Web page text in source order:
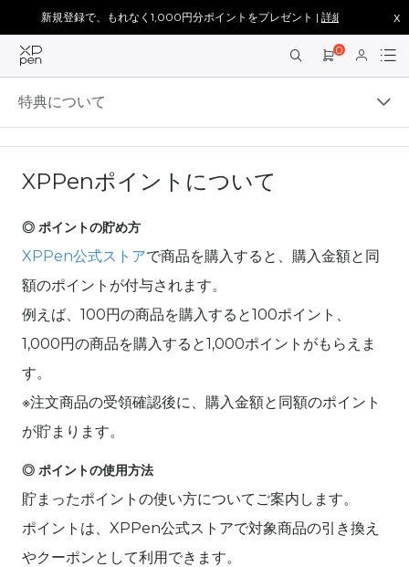
新規登録で、もれなく1,000円分ポイントをプレゼント | 詳細を見る > x
0
特典について
XPPenポイントについて
◎ ポイントの貯め方
XPPen公式ストアで商品を購入すると、購入金額と同
額のポイントが付与されます。
例えば、 100円の商品を購入すると100ポイント、
1,000円の商品を購入すると1,000ポイントがもらえま
す。
※注文商品の受領確認後に、購入金額と同額のポイント
が貯まります。
◎ ポイントの使用方法
貯まったポイントの使い方についてご案内します。
ポイントは、 XPPen公式ストアで対象商品の引き換え
やクーポンとして利用できます。